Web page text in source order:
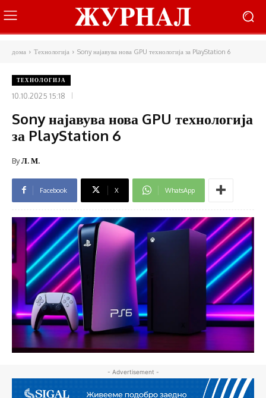
дома Технологија Sony најавува нова GPU технологија за PlayStation 6
ТЕХНОЛОГИЈА
10.10.2025 15:18
Sony најавува нова GPU технологија
за PlayStation 6
ByЛ. М.
Facebook X WhatsApp
- Advertisement -